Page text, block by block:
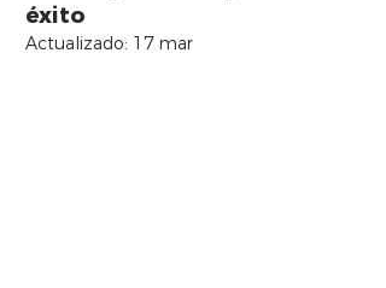
éxito
Actualizado: 17 mar